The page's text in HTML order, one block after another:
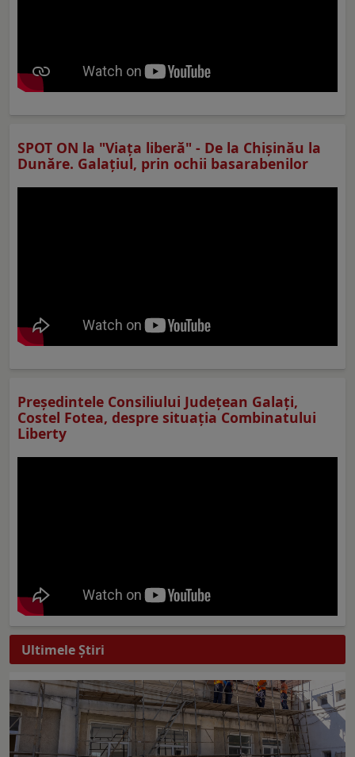
SPOT ON la "Viaţa liberă" - De la Chișinău la
Dunăre. Galațiul, prin ochii basarabenilor
Preşedintele Consiliului Judeţean Galaţi,
Costel Fotea, despre situaţia Combinatului
Liberty
Ultimele Ştiri